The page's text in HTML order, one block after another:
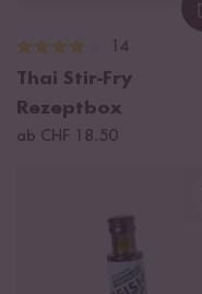
14
Thai Stir-Fry
Rezeptbox
ab CHF 18.50